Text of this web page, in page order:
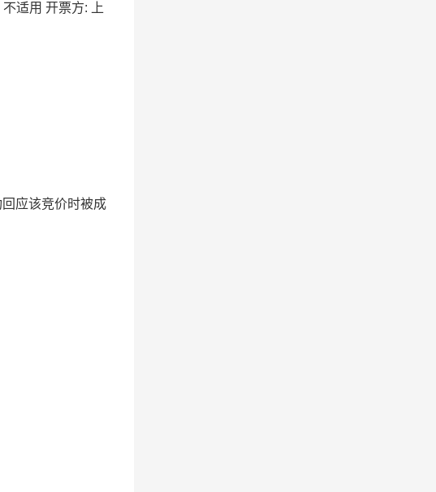
适用 开票方: 上
应该竞价时被成